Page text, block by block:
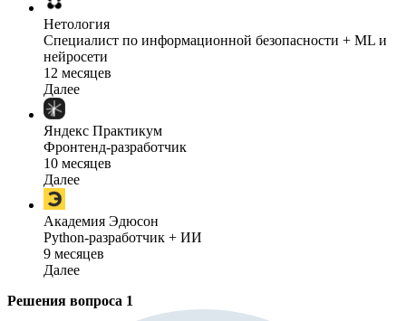
Нетология
Специалист по информационной безопасности + ML и
нейросети
12 месяцев
Далее
Яндекс Практикум
Фронтенд-разработчик
10 месяцев
Далее
Академия Эдюсон
Python-разработчик + ИИ
9 месяцев
Далее
Решения вопроса 1